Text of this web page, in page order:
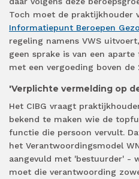
Toch moet de praktijkhouder
Informatiepunt Beroepen
regeling namens VWS
geen sprake is van een
met een vergoeding boven de
'Verplichte vermelding op
Het CIBG vraagt
bekend te maken wie de
functie die persoon vervult.
het Verantwoordingsmodel
aangevuld met 'bestuurder' -
moet die verantwoording